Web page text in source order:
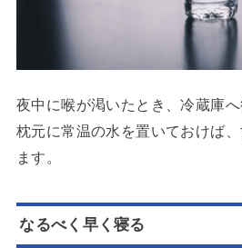
夜中に喉が渇いたとき、冷蔵庫へ
枕元に常温の水を置いておけば
ます。
なるべく早く寝る